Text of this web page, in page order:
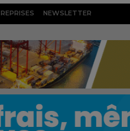
NEWSLETTER